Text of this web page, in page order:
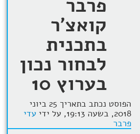
בלוג קואצ'ינג
סרטוני אימון
שאלות תשובות
יצירת קשר
פרבר
קואצ'ר
בתכנית
לבחור נכון
בערוץ 10
הפוסט נכתב בתאריך 25 ביוני
2018, בשעה 19:13, על ידי
עדי
פרבר